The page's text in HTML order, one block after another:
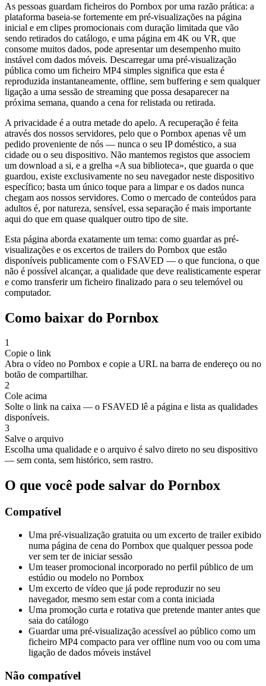
As pessoas guardam ficheiros do Pornbox por uma razão prática: a
plataforma baseia-se fortemente em pré-visualizações na página
inicial e em clipes promocionais com duração limitada que vão
sendo retirados do catálogo, e uma página em 4K ou VR, que
consome muitos dados, pode apresentar um desempenho muito
instável com dados móveis. Descarregar uma pré-visualização
pública como um ficheiro MP4 simples significa que esta é
reproduzida instantaneamente, offline, sem buffering e sem qualquer
ligação a uma sessão de streaming que possa desaparecer na
próxima semana, quando a cena for relistada ou retirada.
A privacidade é a outra metade do apelo. A recuperação é feita
através dos nossos servidores, pelo que o Pornbox apenas vê um
pedido proveniente de nós — nunca o seu IP doméstico, a sua
cidade ou o seu dispositivo. Não mantemos registos que associem
um download a si, e a grelha «A sua biblioteca», que guarda o que
guardou, existe exclusivamente no seu navegador neste dispositivo
específico; basta um único toque para a limpar e os dados nunca
chegam aos nossos servidores. Como o mercado de conteúdos para
adultos é, por natureza, sensível, essa separação é mais importante
aqui do que em quase qualquer outro tipo de site.
Esta página aborda exatamente um tema: como guardar as pré-
visualizações e os excertos de trailers do Pornbox que estão
disponíveis publicamente com o FSAVED — o que funciona, o que
não é possível alcançar, a qualidade que deve realisticamente esperar
e como transferir um ficheiro finalizado para o seu telemóvel ou
computador.
Como baixar do Pornbox
1
Copie o link
Abra o vídeo no Pornbox e copie a URL na barra de endereço ou no
botão de compartilhar.
2
Cole acima
Solte o link na caixa — o FSAVED lê a página e lista as qualidades
disponíveis.
3
Salve o arquivo
Escolha uma qualidade e o arquivo é salvo direto no seu dispositivo
— sem conta, sem histórico, sem rastro.
O que você pode salvar do Pornbox
Compatível
Uma pré-visualização gratuita ou um excerto de trailer exibido
numa página de cena do Pornbox que qualquer pessoa pode
ver sem ter de iniciar sessão
Um teaser promocional incorporado no perfil público de um
estúdio ou modelo no Pornbox
Um excerto de vídeo que já pode reproduzir no seu
navegador, mesmo sem estar com a conta iniciada
Uma promoção curta e rotativa que pretende manter antes que
saia do catálogo
Guardar uma pré-visualização acessível ao público como um
ficheiro MP4 compacto para ver offline num voo ou com uma
ligação de dados móveis instável
Não compatível